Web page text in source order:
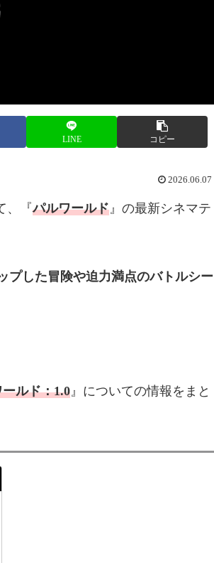
LINE コピー
2026.06.07
、『パルワールド 』の最新シネマテ
プした冒険や迫力満点のバトルシー
ルド：1.0』についての情報をまと